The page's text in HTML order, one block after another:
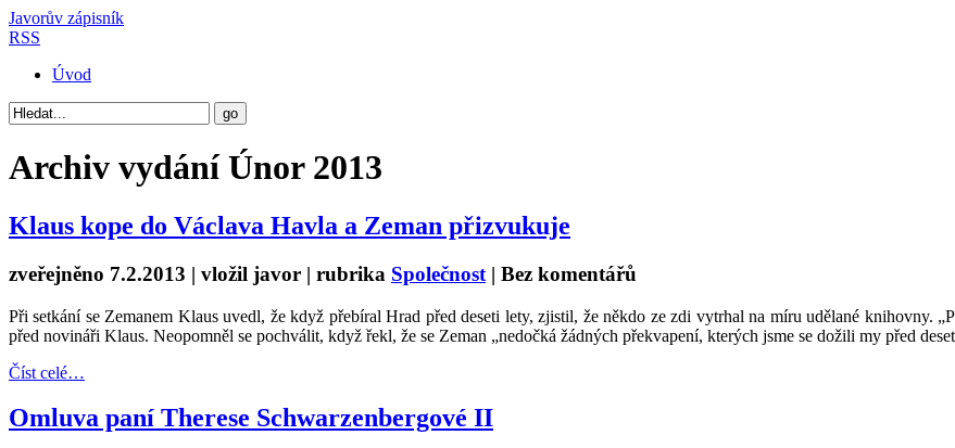
Javorův zápisník
RSS
Úvod
Archiv vydáníÚnor 2013
Klaus kope do Václava Havla a Zeman přizvukuje
zveřejněno 7.2.2013 | vložil javor | rubrika Společnost | Bez komentářů
Při setkání se Zemanem Klaus uvedl, že když přebíral Hrad před deseti lety, zjistil, že někdo ze zdi vytrhal na míru udělané knihovny.
před novináři Klaus. Neopomněl se pochválit, když řekl, že se Zeman „nedočká žádných překvapení, kterých jsme se dožili my před
Číst celé…
Omluva paní Therese Schwarzenbergové II